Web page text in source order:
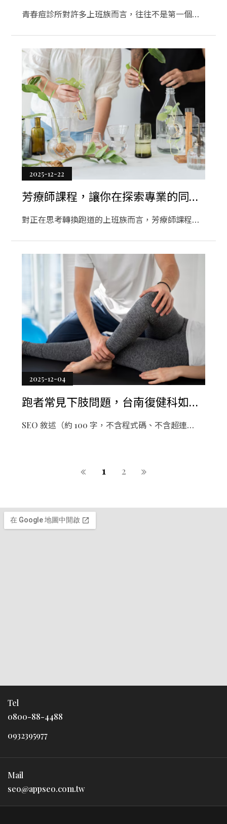
要青春痘診所
青春痘診所對許多上班族而言，往往不是第一個選
超過外觀層面。本文從一位 25 歲上班族的真實心境
出發，分享為什麼走進青春痘診所並不是承認失
敗，而是對自己狀況更誠實的開始，也讓青春痘診
所成為重新整理生活節奏的重要轉折。
2025-12-22
芳療師課程，讓你在探索專業的同
時，也更理解自己
對正在思考轉換跑道的上班族而言，芳療師課程提
積判斷力，而非急著做出職涯改變。當對身心療癒
產生長期興趣，芳療師課程能成為確認方向的重要
起點，協助學習者把喜歡轉化為可持續的學習軌
跡。透過理性而有結構的訓練，芳療師課程讓探索
變得踏實，也更貼近現實。
2025-12-04
跑者常見下肢問題，台南復健科如何
協助改善？
SEO 敘述（約 100 字，不含程式碼、不含超連
1 2
Tel
0800-88-4488
0932395977
Mail
seo@appseo.com.tw